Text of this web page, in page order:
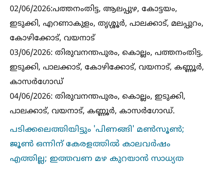
02/06/2026:പത്തനംതിട്ട, ആലപ്പുഴ, കോട്ടയം,
ഇടുക്കി, എറണാകുളം, തൃശ്ശൂർ, പാലക്കാട്, മലപ്പുറം,
കോഴിക്കോട്, വയനാട്
03/06/2026: തിരുവനന്തപുരം, കൊല്ലം, പത്തനംതിട്ട,
ഇടുക്കി, പാലക്കാട്, കോഴിക്കോട്, വയനാട്, കണ്ണൂർ,
കാസർഗോഡ്
04/06/2026: തിരുവനന്തപുരം, കൊല്ലം, ഇടുക്കി,
പാലക്കാട്, വയനാട്, കണ്ണൂർ, കാസർഗോഡ്.
പടിക്കലെത്തിയിട്ടും 'പിണങ്ങി' മണ്‍സൂണ്‍;
ജൂണ്‍ ഒന്നിന് കേരളത്തില്‍ കാലവർഷം
എത്തില്ല; ഇത്തവണ മഴ കുറയാൻ സാധ്യത